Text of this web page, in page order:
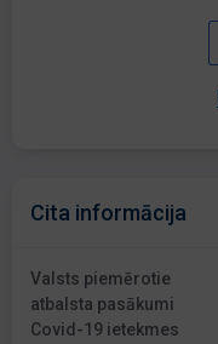
Cita informācija
Valsts piemērotie
atbalsta pasākumi
Covid-19 ietekmes